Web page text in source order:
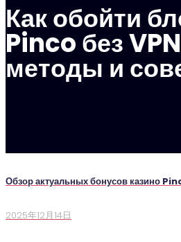
Как обойти
Pinco без
методы и
Обзор актуальных бонусов казино
2025年12月14日